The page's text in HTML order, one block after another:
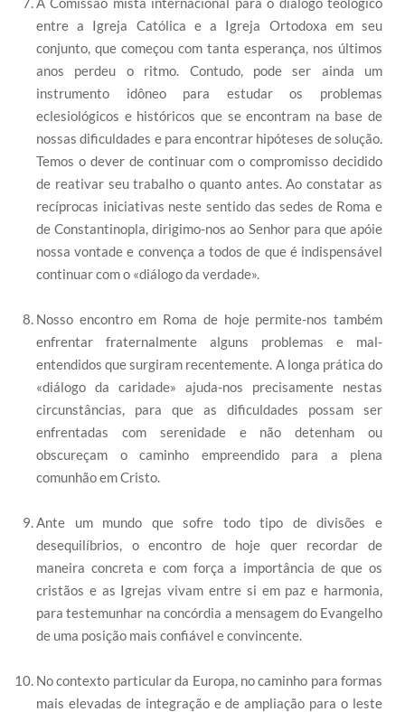
entre a Igreja Católica e a Igreja Ortodoxa em seu
conjunto, que começou com tanta esperança, nos últimos
anos perdeu o ritmo. Contudo, pode ser ainda um
instrumento idôneo para estudar os problemas
eclesiológicos e históricos que se encontram na base de
nossas dificuldades e para encontrar hipóteses de solução.
Temos o dever de continuar com o compromisso decidido
de reativar seu trabalho o quanto antes. Ao constatar as
recíprocas iniciativas neste sentido das sedes de Roma e
de Constantinopla, dirigimo-nos ao Senhor para que apóie
nossa vontade e convença a todos de que é indispensável
continuar com o «diálogo da verdade».
Nosso encontro em Roma de hoje permite-nos também
enfrentar fraternalmente alguns problemas e mal-
entendidos que surgiram recentemente. A longa prática do
«diálogo da caridade» ajuda-nos precisamente nestas
circunstâncias, para que as dificuldades possam ser
enfrentadas com serenidade e não detenham ou
obscureçam o caminho empreendido para a plena
comunhão em Cristo.
Ante um mundo que sofre todo tipo de divisões e
desequilíbrios, o encontro de hoje quer recordar de
maneira concreta e com força a importância de que os
cristãos e as Igrejas vivam entre si em paz e harmonia,
para testemunhar na concórdia a mensagem do Evangelho
de uma posição mais confiável e convincente.
No contexto particular da Europa, no caminho para formas
mais elevadas de integração e de ampliação para o leste